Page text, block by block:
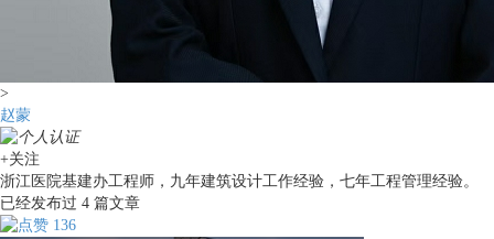
>
赵蒙
+关注
浙江医院基建办工程师，九年建筑设计工作经验，七年工程管理经验。
已经发布过 4 篇文章
136